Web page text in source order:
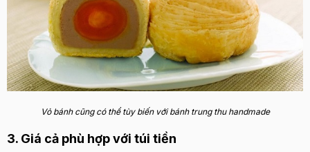
Vỏ bánh cũng có thể tùy biến với bánh trung thu handmade
3. Giá cả phù hợp với túi tiền